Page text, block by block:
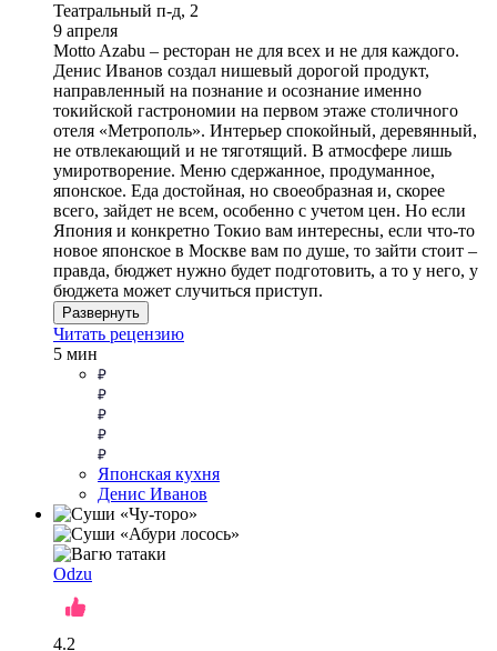
Театральный п-д, 2
9 апреля
Motto Azabu – ресторан не для всех и не для каждого.
Денис Иванов создал нишевый дорогой продукт,
направленный на познание и осознание именно
токийской гастрономии на первом этаже столичного
отеля «Метрополь». Интерьер спокойный, деревянный,
не отвлекающий и не тяготящий. В атмосфере лишь
умиротворение. Меню сдержанное, продуманное,
японское. Еда достойная, но своеобразная и, скорее
всего, зайдет не всем, особенно с учетом цен. Но если
Япония и конкретно Токио вам интересны, если что-то
новое японское в Москве вам по душе, то зайти стоит –
правда, бюджет нужно будет подготовить, а то у него, у
бюджета может случиться приступ.
Развернуть
Читать рецензию
5 мин
Японская кухня
Денис Иванов
Odzu
4.2